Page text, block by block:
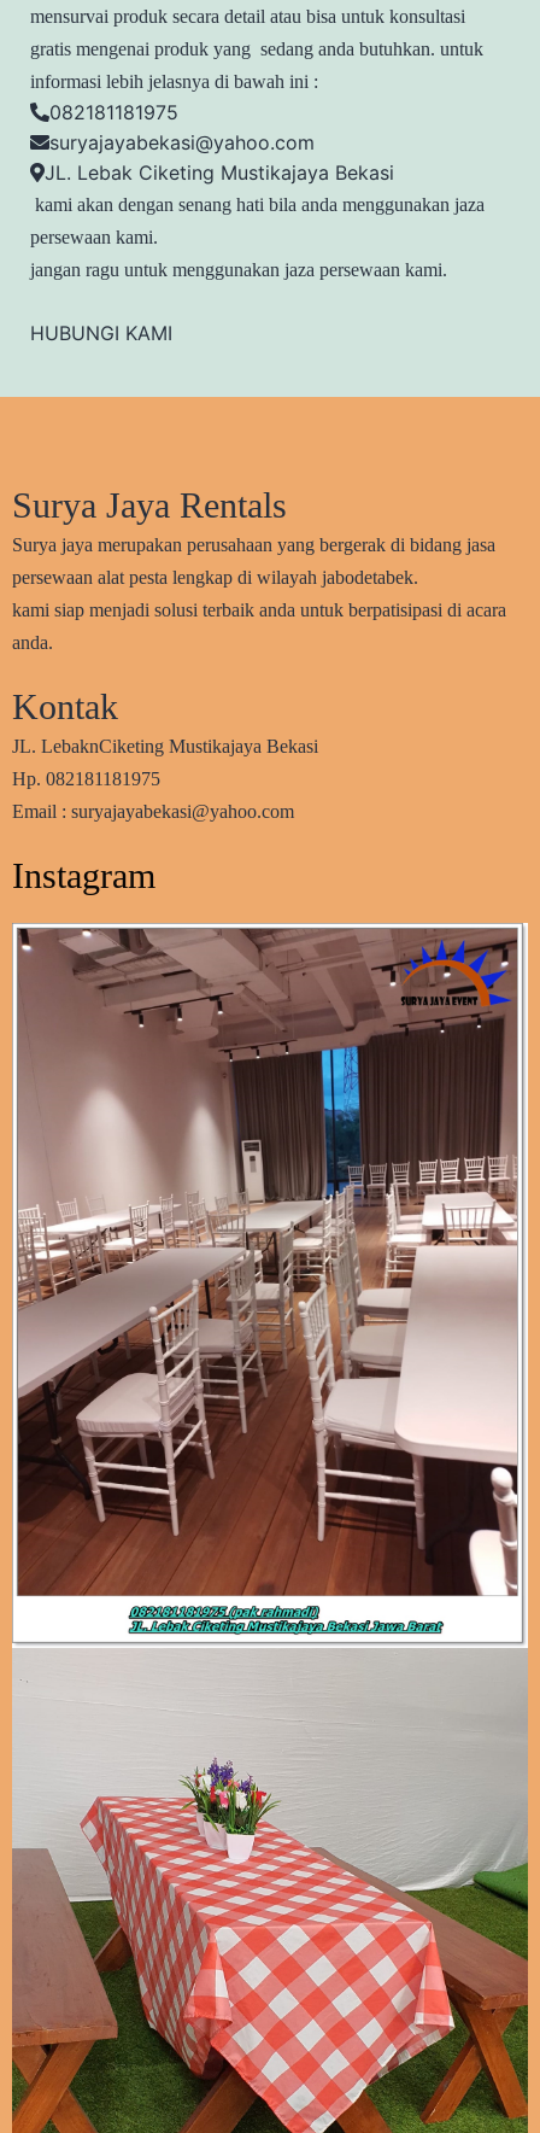
mensurvai produk secara detail atau bisa untuk konsultasi
gratis mengenai produk yang sedang anda butuhkan. untuk
informasi lebih jelasnya di bawah ini :
082181181975
suryajayabekasi@yahoo.com
JL. Lebak Ciketing Mustikajaya Bekasi
kami akan dengan senang hati bila anda menggunakan jaza
persewaan kami.
jangan ragu untuk menggunakan jaza persewaan kami.
HUBUNGI KAMI
Surya Jaya Rentals
Surya jaya merupakan perusahaan yang bergerak di bidang jasa
persewaan alat pesta lengkap di wilayah jabodetabek.
kami siap menjadi solusi terbaik anda untuk berpatisipasi di acara
anda.
Kontak
JL. LebaknCiketing Mustikajaya Bekasi
Hp. 082181181975
Email : suryajayabekasi@yahoo.com
Instagram